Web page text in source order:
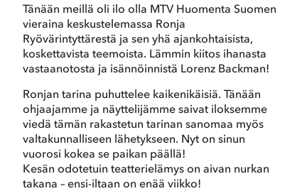
Tänään meillä oli ilo olla MTV Huomenta Suomen
vieraina keskustelemassa Ronja
Ryövärintyttärestä ja sen yhä ajankohtaisista,
koskettavista teemoista. Lämmin kiitos ihanasta
vastaanotosta ja isännöinnistä Lorenz Backman!
Ronjan tarina puhuttelee kaikenikäisiä. Tänään
ohjaajamme ja näyttelijämme saivat iloksemme
viedä tämän rakastetun tarinan sanomaa myös
valtakunnalliseen lähetykseen. Nyt on sinun
vuorosi kokea se paikan päällä!
Kesän odotetuin teatterielämys on aivan nurkan
takana – ensi-iltaan on enää viikko!